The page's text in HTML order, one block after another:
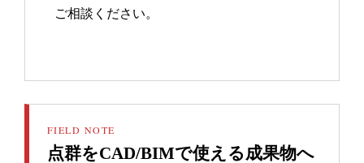
ご相談ください。
FIELD NOTE
点群をCAD/BIMで使える成果物へ